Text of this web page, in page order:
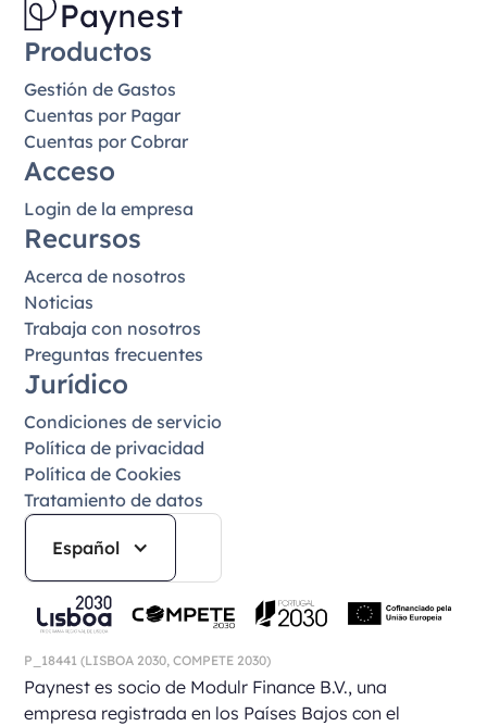
Productos
Gestión de Gastos
Cuentas por Pagar
Cuentas por Cobrar
Acceso
Login de la empresa
Recursos
Acerca de nosotros
Noticias
Trabaja con nosotros
Preguntas frecuentes
Jurídico
Condiciones de servicio
Política de privacidad
Política de Cookies
Tratamiento de datos
Español
P_18441(LISBOA 2030, COMPETE 2030)
Paynest es socio de Modulr Finance B.V., una
empresa registrada en los Países Bajos con el